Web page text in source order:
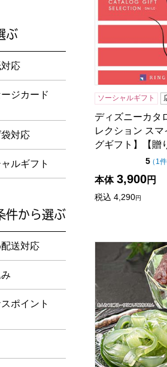
ソーシャルギフト
ディズニーカタ
レクション スマ
グギフト】【贈
5点（
（ 1件
本体 3,900円
税込 4,290円
京都宇治 茶游
ぶ
セージカード・手提げ袋に対応して
応
ージカード
対応
ルギフト
件から選ぶ
ーナスポイント付き・早得・期間限
配送対応
ポイント